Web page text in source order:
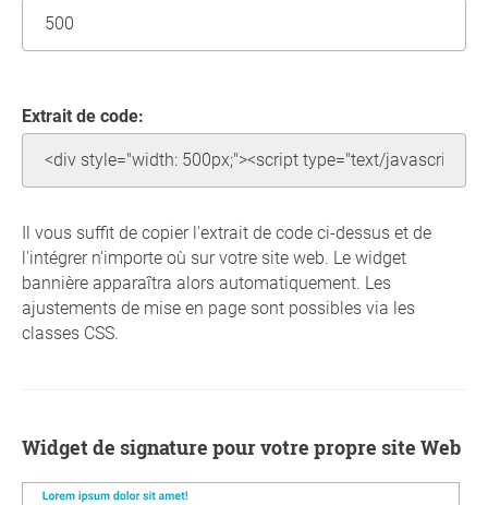
Extrait de code:
Il vous suffit de copier l'extrait de code ci-dessus et de
l'intégrer n'importe où sur votre site web. Le widget
bannière apparaîtra alors automatiquement. Les
ajustements de mise en page sont possibles via les
classes CSS.
Widget de signature pour votre propre site Web